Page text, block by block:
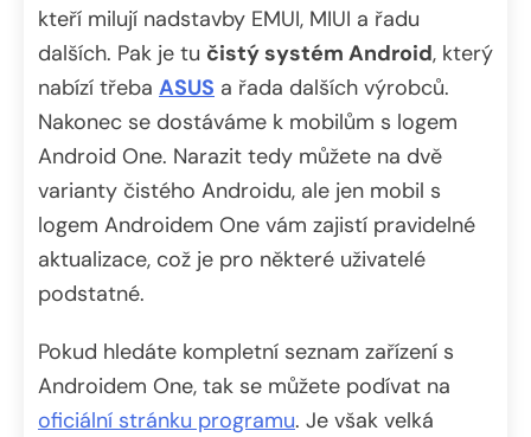
kteří milují nadstavby EMUI, MIUI a řadu
dalších. Pak je tu čistý systém Android, který
nabízí třeba ASUS a řada dalších výrobců.
Nakonec se dostáváme k mobilům s logem
Android One. Narazit tedy můžete na dvě
varianty čistého Androidu, ale jen mobil s
logem Androidem One vám zajistí pravidelné
aktualizace, což je pro některé uživatelé
podstatné.
Pokud hledáte kompletní seznam zařízení s
Androidem One, tak se můžete podívat na
oficiální stránku programu. Je však velká